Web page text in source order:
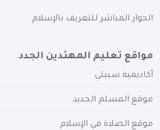
الحوار المباشر للتعريف بالإسلام
مواقع تعليم المهتدين الجدد
أكاديمية سبيلي
موقع المسلم الجديد
موقع الصلاة في الإسلام